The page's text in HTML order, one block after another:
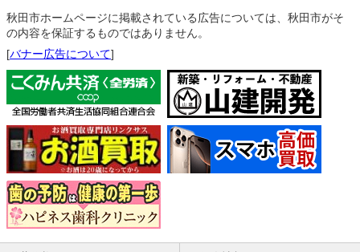
秋田市ホームページに掲載されている広告については、秋田市がそ
の内容を保証するものではありません。
[バナー広告について]